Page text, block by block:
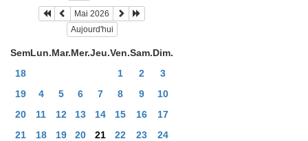
Mai 2026
Aujourd'hui
SemLun.Mar.Mer.Jeu.Ven.Sam.Dim.
18
1 2
3
19
4 5 6 7 8 9
10
20
11 12 13 14 15 16
17
21
18 19 20 21 22 23
24